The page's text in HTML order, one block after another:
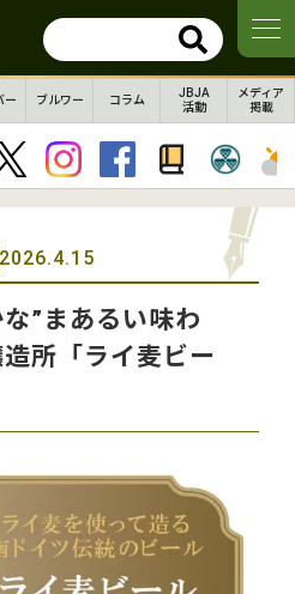
ー ブルワー コラム
JBJA
活動
メディア
掲載
2026.4.15
”まあるい味わ
所「ライ麦ビー